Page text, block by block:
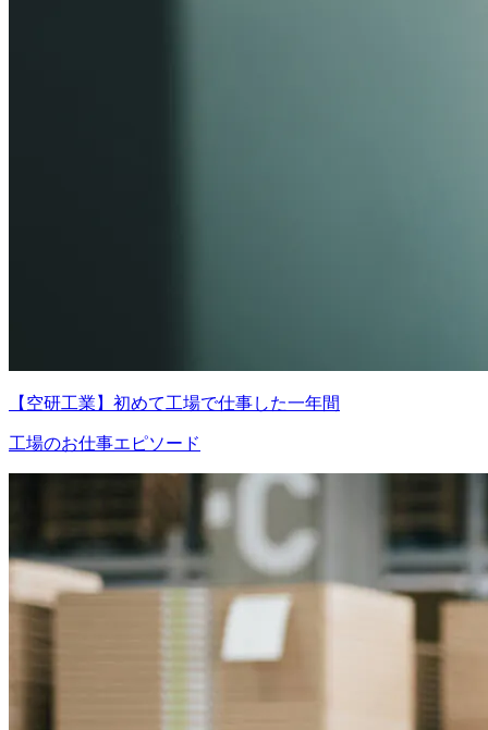
【空研工業】初めて工場で仕事した一年間
工場のお仕事エピソード